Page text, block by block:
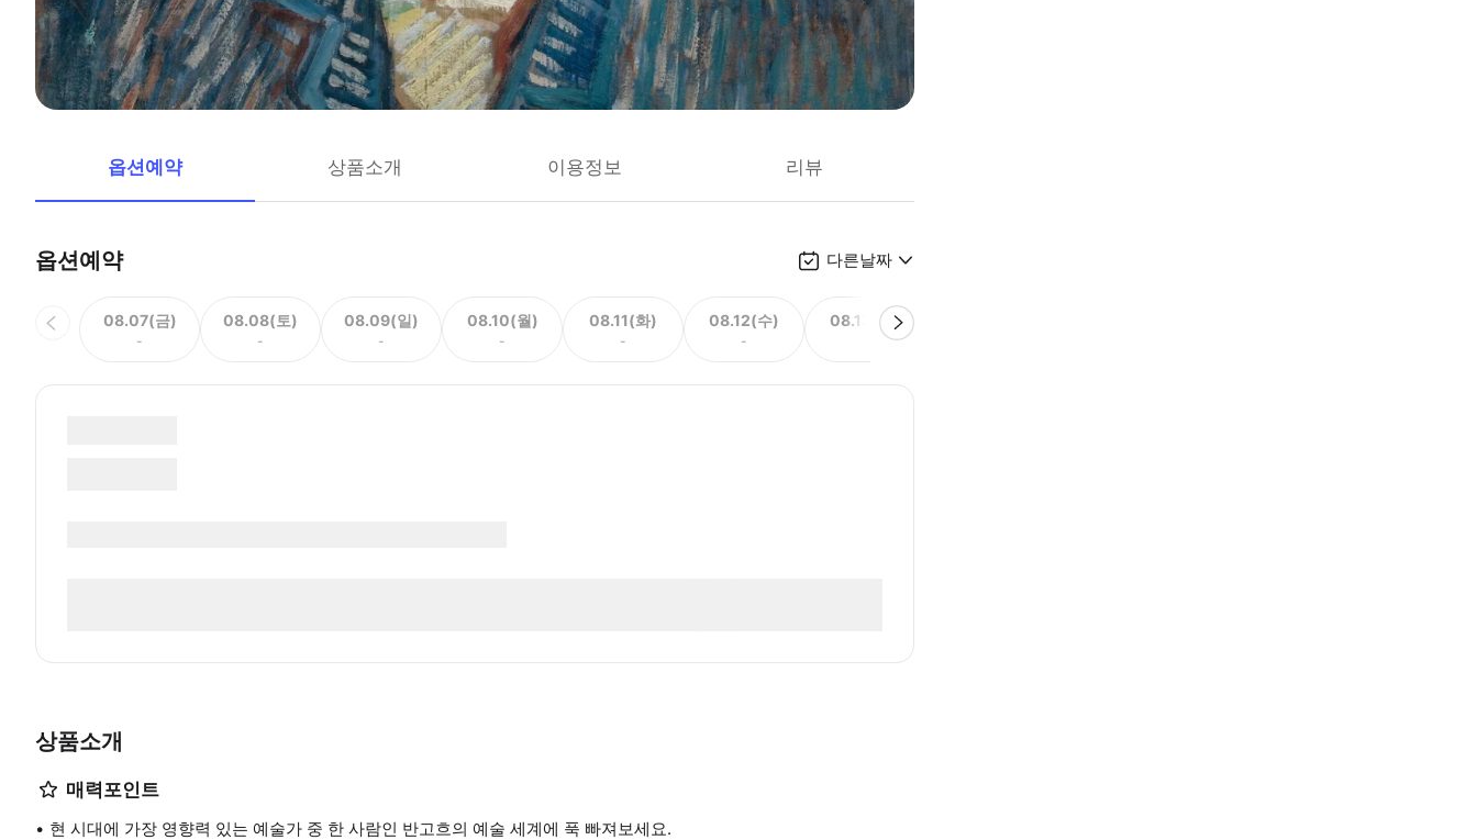
옵션예약 상품소개 이용정보 리뷰
옵션예약 다른날짜
08.07(금)
-
08.08(토)
-
08.09(일)
-
08.10(월)
-
08.11(화)
-
08.12(수)
-
08.13(목)
상품소개
매력포인트
현 시대에 가장 영향력 있는 예술가 중 한 사람인 반고흐의 예술 세계에 푹 빠져보세요.